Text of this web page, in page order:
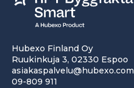
Hubexo Finland Oy
Ruukinkuja 3, 02330 Espoo
asiakaspalvelu@hubexo.com
09-809 911